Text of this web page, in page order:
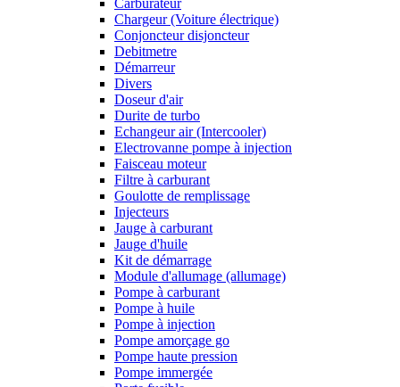
Carburateur
Chargeur (Voiture électrique)
Conjoncteur disjoncteur
Debitmetre
Démarreur
Divers
Doseur d'air
Durite de turbo
Echangeur air (Intercooler)
Electrovanne pompe à injection
Faisceau moteur
Filtre à carburant
Goulotte de remplissage
Injecteurs
Jauge à carburant
Jauge d'huile
Kit de démarrage
Module d'allumage (allumage)
Pompe à carburant
Pompe à huile
Pompe à injection
Pompe amorçage go
Pompe haute pression
Pompe immergée